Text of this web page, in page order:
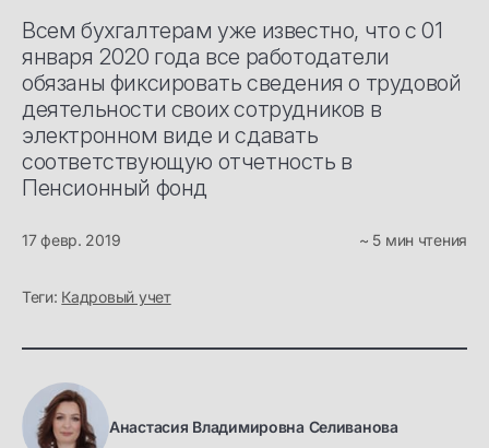
Всем бухгалтерам уже известно, что с 01
января 2020 года все работодатели
обязаны фиксировать сведения о трудовой
деятельности своих сотрудников в
электронном виде и сдавать
соответствующую отчетность в
Пенсионный фонд
17 февр. 2019 ~ 5 мин чтения
Теги: Кадровый учет
Анастасия Владимировна Селиванова